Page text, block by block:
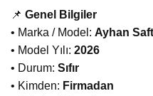
📌 Genel Bilgiler
• Marka / Model: Ayhan
• Model Yılı: 2026
• Durum: Sıfır
• Kimden: Firmadan